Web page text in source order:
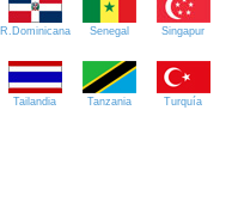
R.Dominicana Senegal Singapur
Tailandia Tanzania Turquía